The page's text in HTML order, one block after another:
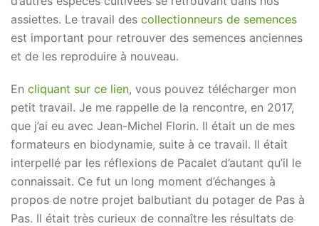
assiettes. Le travail des collectionneurs de semences
est important pour retrouver des semences anciennes
et de les reproduire à nouveau.
En cliquant sur ce lien, vous pouvez télécharger mon
petit travail. Je me rappelle de la rencontre, en 2017,
que j’ai eu avec Jean-Michel Florin. Il était un de mes
formateurs en biodynamie, suite à ce travail. Il était
interpellé par les réflexions de Pacalet d’autant qu’il le
connaissait. Ce fut un long moment d’échanges à
propos de notre projet balbutiant du potager de Pas à
Pas. Il était très curieux de connaître les résultats de